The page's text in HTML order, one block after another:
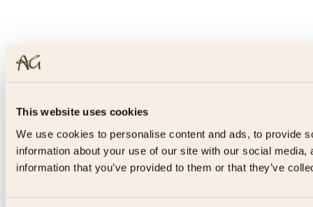
This website uses cookies
We use cookies to personalise content and ads, to provide
information about your use of our site with our social
information that you’ve provided to them or that they’ve